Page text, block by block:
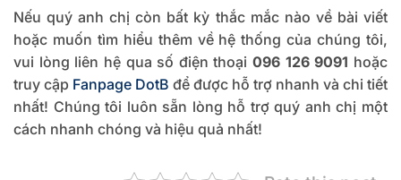
Nếu quý anh chị còn bất kỳ thắc mắc nào về bài viết
hoặc muốn tìm hiểu thêm về hệ thống của chúng tôi,
vui lòng liên hệ qua số điện thoại 096 126 9091 hoặc
truy cập Fanpage DotB để được hỗ trợ nhanh và chi tiết
nhất! Chúng tôi luôn sẵn lòng hỗ trợ quý anh chị một
cách nhanh chóng và hiệu quả nhất!